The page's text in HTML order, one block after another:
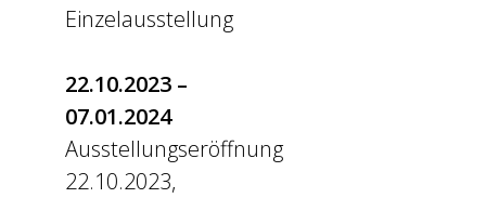
Einzelausstellung
22.10.2023 –
07.01.2024
Ausstellungseröffnung
22.10.2023,